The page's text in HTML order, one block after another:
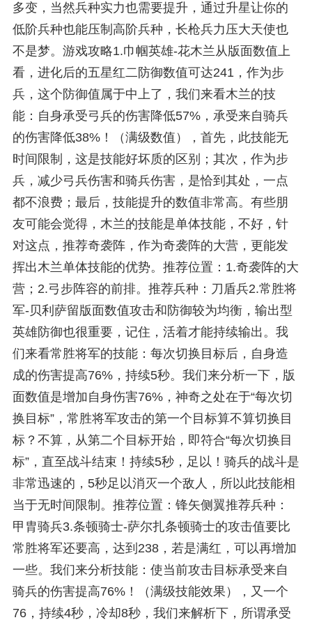
多变，当然兵种实力也需要提升，通过升星让你的
低阶兵种也能压制高阶兵种，长枪兵力压大天使也
不是梦。游戏攻略1.巾帼英雄-花木兰从版面数值上
看，进化后的五星红二防御数值可达241，作为步
兵，这个防御值属于中上了，我们来看木兰的技
能：自身承受弓兵的伤害降低57%，承受来自骑兵
的伤害降低38%！（满级数值），首先，此技能无
时间限制，这是技能好坏质的区别；其次，作为步
兵，减少弓兵伤害和骑兵伤害，是恰到其处，一点
都不浪费；最后，技能提升的数值非常高。有些朋
友可能会觉得，木兰的技能是单体技能，不好，针
对这点，推荐奇袭阵，作为奇袭阵的大营，更能发
挥出木兰单体技能的优势。推荐位置：1.奇袭阵的大
营；2.弓步阵容的前排。推荐兵种：刀盾兵2.常胜将
军-贝利萨留版面数值攻击和防御较为均衡，输出型
英雄防御也很重要，记住，活着才能持续输出。我
们来看常胜将军的技能：每次切换目标后，自身造
成的伤害提高76%，持续5秒。我们来分析一下，版
面数值是增加自身伤害76%，神奇之处在于“每次切
换目标”，常胜将军攻击的第一个目标算不算切换目
标？不算，从第二个目标开始，即符合“每次切换目
标”，直至战斗结束！持续5秒，足以！骑兵的战斗是
非常迅速的，5秒足以消灭一个敌人，所以此技能相
当于无时间限制。推荐位置：锋矢侧翼推荐兵种：
甲胄骑兵3.条顿骑士-萨尔扎条顿骑士的攻击值要比
常胜将军还要高，达到238，若是满红，可以再增加
一些。我们来分析技能：使当前攻击目标承受来自
骑兵的伤害提高76%！（满级技能效果），又一个
76，持续4秒，冷却8秒，我们来解析下，所谓承受